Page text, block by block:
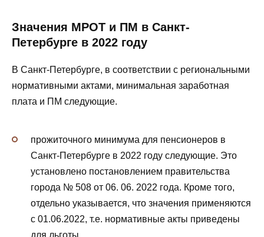
Значения МРОТ и ПМ в Санкт-
Петербурге в 2022 году
В Санкт-Петербурге, в соответствии с региональными
нормативными актами, минимальная заработная
плата и ПМ следующие.
прожиточного минимума для пенсионеров в
Санкт-Петербурге в 2022 году следующие. Это
установлено постановлением правительства
города № 508 от 06. 06. 2022 года. Кроме того,
отдельно указывается, что значения применяются
с 01.06.2022, т.е. нормативные акты приведены
для льготы.